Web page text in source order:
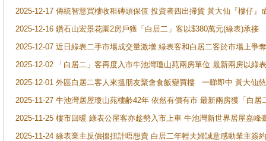
2025-12-17 傳統智慧買樓收租磚頭保值 投資者四出掃貨 黃大仙『樓仔
2025-12-16 鑽石山宏景花園2房戶獲「白居二」客以$380萬元(綠表)承接
2025-12-07 近日綠表二手市場成交量激增 綠表客和白居二客於市場上
2025-12-02 「白居二」客再度入市牛池灣瓊山苑兩房單位 最新兩房以綠
2025-12-01 外區白居二客人來搵朋友聚會食飯變買樓 一睇即中 黃大仙
2025-11-27 牛池灣居屋瓊山苑樓齢42年 依然有價有市 最新兩房獲「白居
2025-11-25 樓市回暖 綠表公屋客亦趁勢入市上車 牛池灣新世界居屋嘉峰
2025-11-24 綠表業主反價搵扭計唔想賣 白居二年輕夫婦誠意感動業主簽